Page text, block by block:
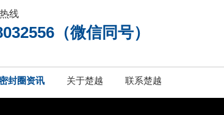
线
（微信同号）
封圈资讯 关于楚越 联系楚越